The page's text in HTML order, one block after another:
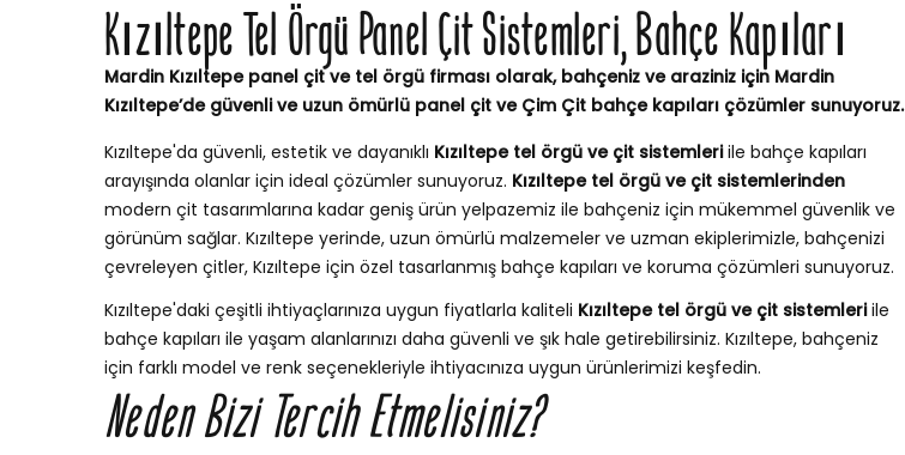
Kızıltepe Tel Örgü Panel Çit Sistemleri, Bahçe Kapıları
Mardin Kızıltepe panel çit ve tel örgü firması olarak, bahçeniz ve araziniz için Mardin
Kızıltepe’de güvenli ve uzun ömürlü panel çit ve Çim Çit bahçe kapıları çözümler sunuyoruz.
Kızıltepe'da güvenli, estetik ve dayanıklı Kızıltepe tel örgü ve çit sistemleriile bahçe kapıları
arayışında olanlar için ideal çözümler sunuyoruz. Kızıltepe tel örgü ve çit sistemlerinden
modern çit tasarımlarına kadar geniş ürün yelpazemiz ile bahçeniz için mükemmel güvenlik ve
görünüm sağlar. Kızıltepe yerinde, uzun ömürlü malzemeler ve uzman ekiplerimizle, bahçenizi
çevreleyen çitler, Kızıltepe için özel tasarlanmış bahçe kapıları ve koruma çözümleri sunuyoruz.
Kızıltepe'daki çeşitli ihtiyaçlarınıza uygun fiyatlarla kaliteli Kızıltepe tel örgü ve çit sistemleriile
bahçe kapıları ile yaşam alanlarınızı daha güvenli ve şık hale getirebilirsiniz. Kızıltepe, bahçeniz
için farklı model ve renk seçenekleriyle ihtiyacınıza uygun ürünlerimizi keşfedin.
Neden Bizi Tercih Etmelisiniz?